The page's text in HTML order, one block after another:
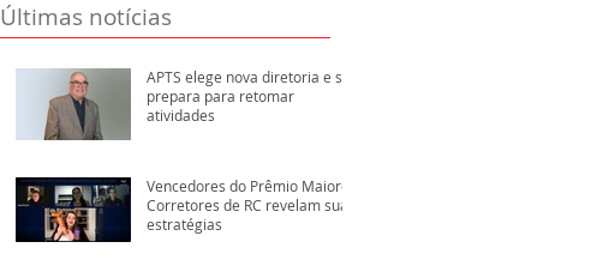
Últimas notícias
APTS elege nova diretoria e se
prepara para retomar
atividades
Vencedores do Prêmio Maiores
Corretores de RC revelam suas
estratégias